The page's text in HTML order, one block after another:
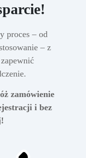
proces – od
– z
zamówienie
i bez